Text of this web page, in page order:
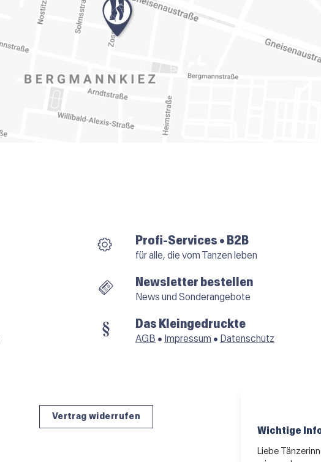
Profi-Services • B2B
für alle, die vom Tanzen leben
Newsletter bestellen
News und Sonderangebote
Das Kleingedruckte
AGB • Impressum • Datenschutz
Vertrag widerrufen
Wichtige
Liebe